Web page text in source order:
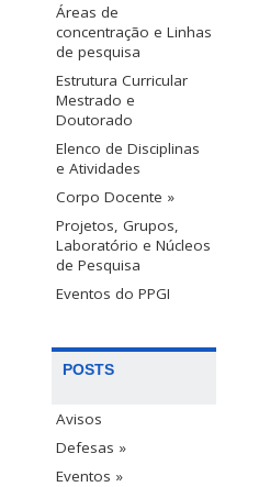
Áreas de
concentração e Linhas
de pesquisa
Estrutura Curricular
Mestrado e
Doutorado
Elenco de Disciplinas
e Atividades
Corpo Docente »
Projetos, Grupos,
Laboratório e Núcleos
de Pesquisa
Eventos do PPGI
POSTS
Avisos
Defesas »
Eventos »